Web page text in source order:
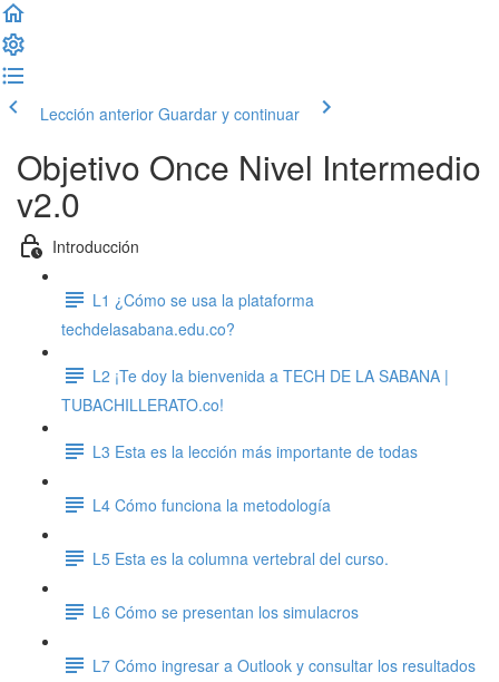
Lección anterior Guardar y continuar
Objetivo Once Nivel Intermedio
v2.0
Introducción
L1 ¿Cómo se usa la plataforma
techdelasabana.edu.co?
L2 ¡Te doy la bienvenida a TECH DE LA SABANA |
TUBACHILLERATO.co!
L3 Esta es la lección más importante de todas
L4 Cómo funciona la metodología
L5 Esta es la columna vertebral del curso.
L6 Cómo se presentan los simulacros
L7 Cómo ingresar a Outlook y consultar los resultados